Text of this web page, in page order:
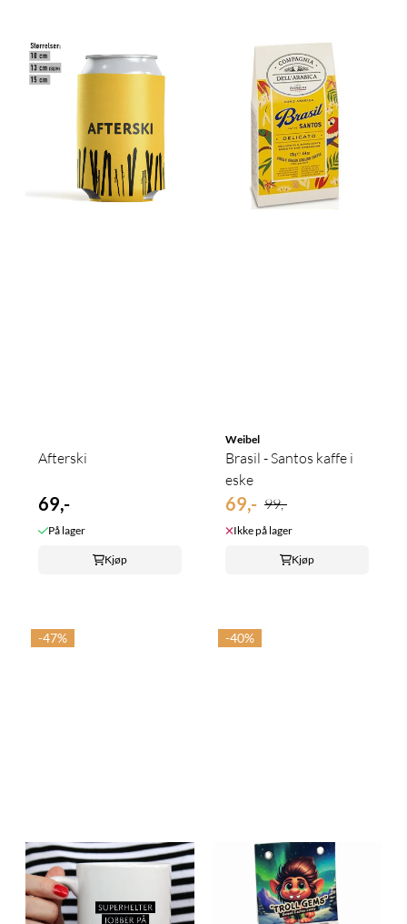
Afterski
69,-
På lager
Kjøp
Weibel
Brasil - Santos kaffe i
eske
69,- 99,-
Ikke på lager
Kjøp
-47% -40%